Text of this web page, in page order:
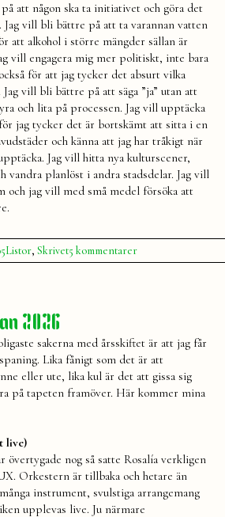
att någon ska ta initiativet och göra det
Jag vill bli bättre på att ta varannan vatten
att alkohol i större mängder sällan är
vill engagera mig mer politiskt, inte bara
för att jag tycker det absurt vilka
vill bli bättre på att säga ”ja” utan att
och lita på processen. Jag vill upptäcka
jag tycker det är bortskämt att sitta i en
och känna att jag har tråkigt när
Jag vill hitta nya kulturscener,
vandra planlöst i andra stadsdelar. Jag vill
och jag vill med små medel försöka att
Publicerat
i
Listor, SkrivetEtiketter:
2026,
5 kommentarertill
Mina
2026
sakerna med årsskiftet är att jag får
Lika fånigt som det är att
eller ute, lika kul är det att gissa sig
på tapeten framöver. Här kommer mina
live)
övertygade nog så satte Rosalía verkligen
Orkestern är tillbaka och hetare än
instrument, svulstiga arrangemang
upplevas live. Ju närmare